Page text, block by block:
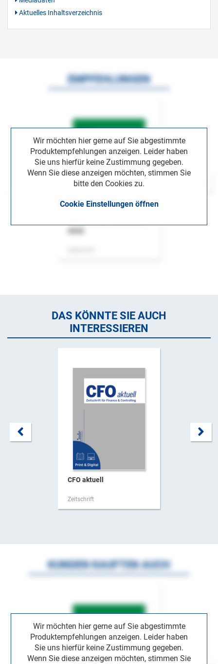
Aktuelles Inhaltsverzeichnis
Wir möchten hier gerne auf Sie abgestimmte
Produktempfehlungen anzeigen. Leider haben
Sie uns hierfür keine Zustimmung gegeben.
Wenn Sie diese anzeigen möchten, stimmen Sie
bitte den Cookies zu.
Cookie Einstellungen öffnen
EMPFEHLUNGEN
ASok
DAS KÖNNTE SIE AUCH
INTERESSIEREN
CFO aktuell
Zeitschrift
Wir möchten hier gerne auf Sie abgestimmte
Produktempfehlungen anzeigen. Leider haben
Sie uns hierfür keine Zustimmung gegeben.
Wenn Sie diese anzeigen möchten, stimmen Sie
KUNDEN KAUFTEN AUCH